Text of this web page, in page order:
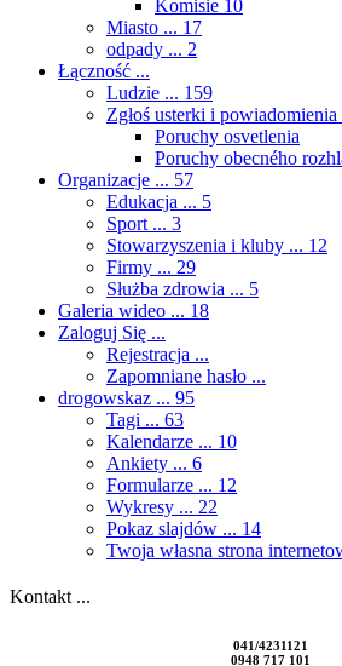
Komisie 10
Miasto ... 17
odpady ... 2
Łączność ...
Ludzie ... 159
Zgłoś usterki i powiadomienia
Poruchy osvetlenia
Poruchy obecného
Organizacje ... 57
Edukacja ... 5
Sport ... 3
Stowarzyszenia i kluby ... 12
Firmy ... 29
Służba zdrowia ... 5
Galeria wideo ... 18
Zaloguj Się ...
Rejestracja ...
Zapomniane hasło ...
drogowskaz ... 95
Tagi ... 63
Kalendarze ... 10
Ankiety ... 6
Formularze ... 12
Wykresy ... 22
Pokaz slajdów ... 14
Twoja własna strona
Kontakt ...
041/4231121
0948 717 101